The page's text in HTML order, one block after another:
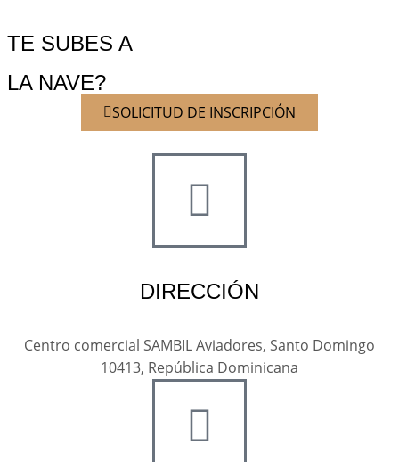
TE SUBES A
LA NAVE?
SOLICITUD DE INSCRIPCIÓN
DIRECCIÓN
Centro comercial SAMBIL Aviadores, Santo Domingo
10413, República Dominicana